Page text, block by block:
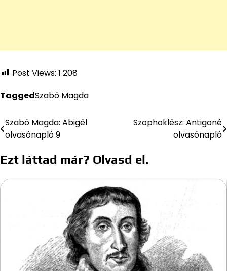
Post Views: 1 208
TaggedSzabó Magda
Bejegyzés
navigáció
Szabó Magda: Abigél
olvasónapló 9
Szophoklész: Antigoné
olvasónapló
Ezt láttad már? Olvasd el.